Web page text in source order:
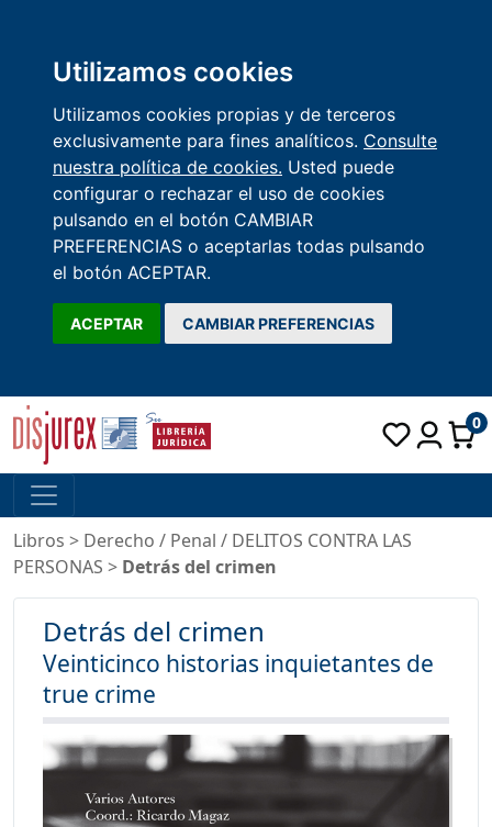
Utilizamos cookies
Utilizamos cookies propias y de terceros
exclusivamente para fines analíticos. Consulte
nuestra política de cookies. Usted puede
configurar o rechazar el uso de cookies
pulsando en el botón CAMBIAR
PREFERENCIAS o aceptarlas todas pulsando
el botón ACEPTAR.
ACEPTAR CAMBIAR PREFERENCIAS
0
Libros > Derecho / Penal / DELITOS CONTRA LAS
PERSONAS > Detrás del crimen
Detrás del crimen
Veinticinco historias inquietantes de
true crime